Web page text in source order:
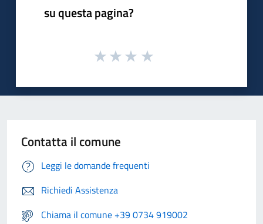
su questa pagina?
Contatta il comune
Leggi le domande frequenti
Richiedi Assistenza
Chiama il comune +39 0734 919002